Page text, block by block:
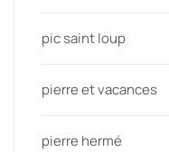
pic saint loup
pierre et vacances
pierre hermé